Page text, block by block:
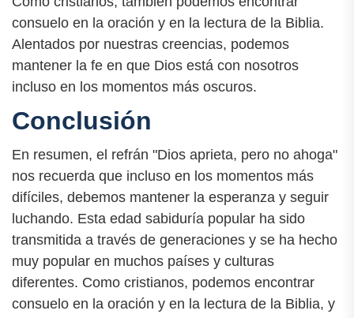
consuelo en la oración y en la lectura de la Biblia.
Alentados por nuestras creencias, podemos
mantener la fe en que Dios está con nosotros
incluso en los momentos más oscuros.
Conclusión
En resumen, el refrán "Dios aprieta, pero no ahoga"
nos recuerda que incluso en los momentos más
difíciles, debemos mantener la esperanza y seguir
luchando. Esta edad sabiduría popular ha sido
transmitida a través de generaciones y se ha hecho
muy popular en muchos países y culturas
diferentes. Como cristianos, podemos encontrar
consuelo en la oración y en la lectura de la Biblia, y